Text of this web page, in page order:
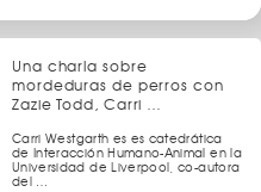
Una charla sobre
mordeduras de perros con
Zazie Todd, Carri …
Carri Westgarth es es catedrática
de Interacción Humano-Animal en la
Universidad de Liverpool, co-autora
del …